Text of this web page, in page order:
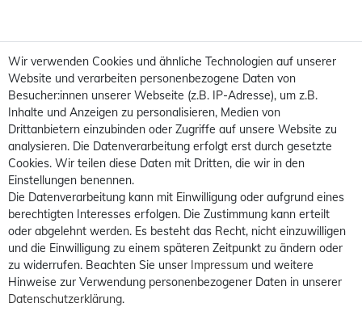
Wir verwenden Cookies und ähnliche Technologien auf unserer
Website und verarbeiten personenbezogene Daten von
Besucher:innen unserer Webseite (z.B. IP-Adresse), um z.B.
Inhalte und Anzeigen zu personalisieren, Medien von
Drittanbietern einzubinden oder Zugriffe auf unsere Website zu
analysieren. Die Datenverarbeitung erfolgt erst durch gesetzte
Cookies. Wir teilen diese Daten mit Dritten, die wir in den
Einstellungen benennen.
Die Datenverarbeitung kann mit Einwilligung oder aufgrund eines
berechtigten Interesses erfolgen. Die Zustimmung kann erteilt
oder abgelehnt werden. Es besteht das Recht, nicht einzuwilligen
und die Einwilligung zu einem späteren Zeitpunkt zu ändern oder
zu widerrufen. Beachten Sie unser Impressum und weitere
Hinweise zur Verwendung personenbezogener Daten in unserer
Daten­schutz­erklärung.